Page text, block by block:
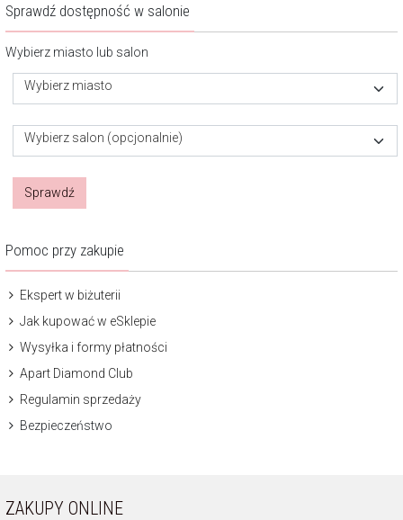
Sprawdź dostępność w salonie
Wybierz miasto lub salon
Wybierz miasto
Wybierz salon (opcjonalnie)
Sprawdź
Pomoc przy zakupie
Ekspert w biżuterii
Jak kupować w eSklepie
Wysyłka i formy płatności
Apart Diamond Club
Regulamin sprzedaży
Bezpieczeństwo
ZAKUPY ONLINE